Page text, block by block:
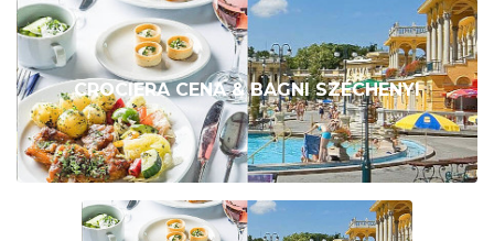
CROCIERA CENA & BAGNI SZÉCHENYI